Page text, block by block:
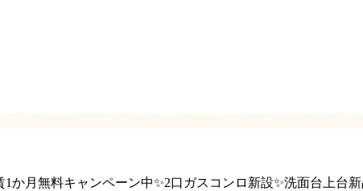
月無料キャンペーン中✨2口ガスコンロ新設✨洗面台上台